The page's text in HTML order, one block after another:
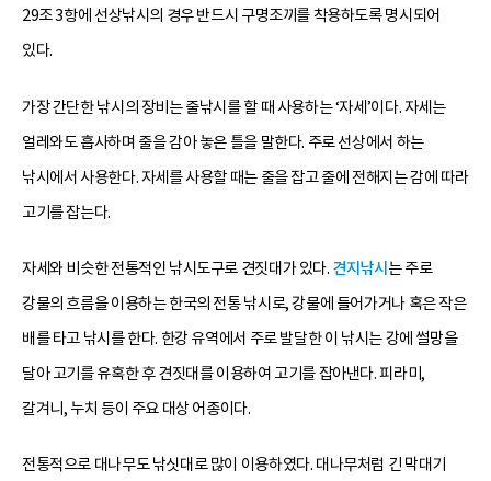
29조 3항에 선상낚시의 경우 반드시 구명조끼를 착용하도록 명시되어
있다.
가장 간단한 낚시의 장비는 줄낚시를 할 때 사용하는 ‘자세’이다. 자세는
얼레와도 흡사하며 줄을 감아 놓은 틀을 말한다. 주로 선상에서 하는
낚시에서 사용한다. 자세를 사용할 때는 줄을 잡고 줄에 전해지는 감에 따라
고기를 잡는다.
자세와 비슷한 전통적인 낚시도구로 견짓대가 있다. 견지낚시 는 주로
강물의 흐름을 이용하는 한국의 전통 낚시로, 강물에 들어가거나 혹은 작은
배를 타고 낚시를 한다. 한강 유역에서 주로 발달한 이 낚시는 강에 썰망을
달아 고기를 유혹한 후 견짓대를 이용하여 고기를 잡아낸다. 피라미,
갈겨니, 누치 등이 주요 대상 어종이다.
전통적으로 대나무도 낚싯대로 많이 이용하였다. 대나무처럼 긴 막대기